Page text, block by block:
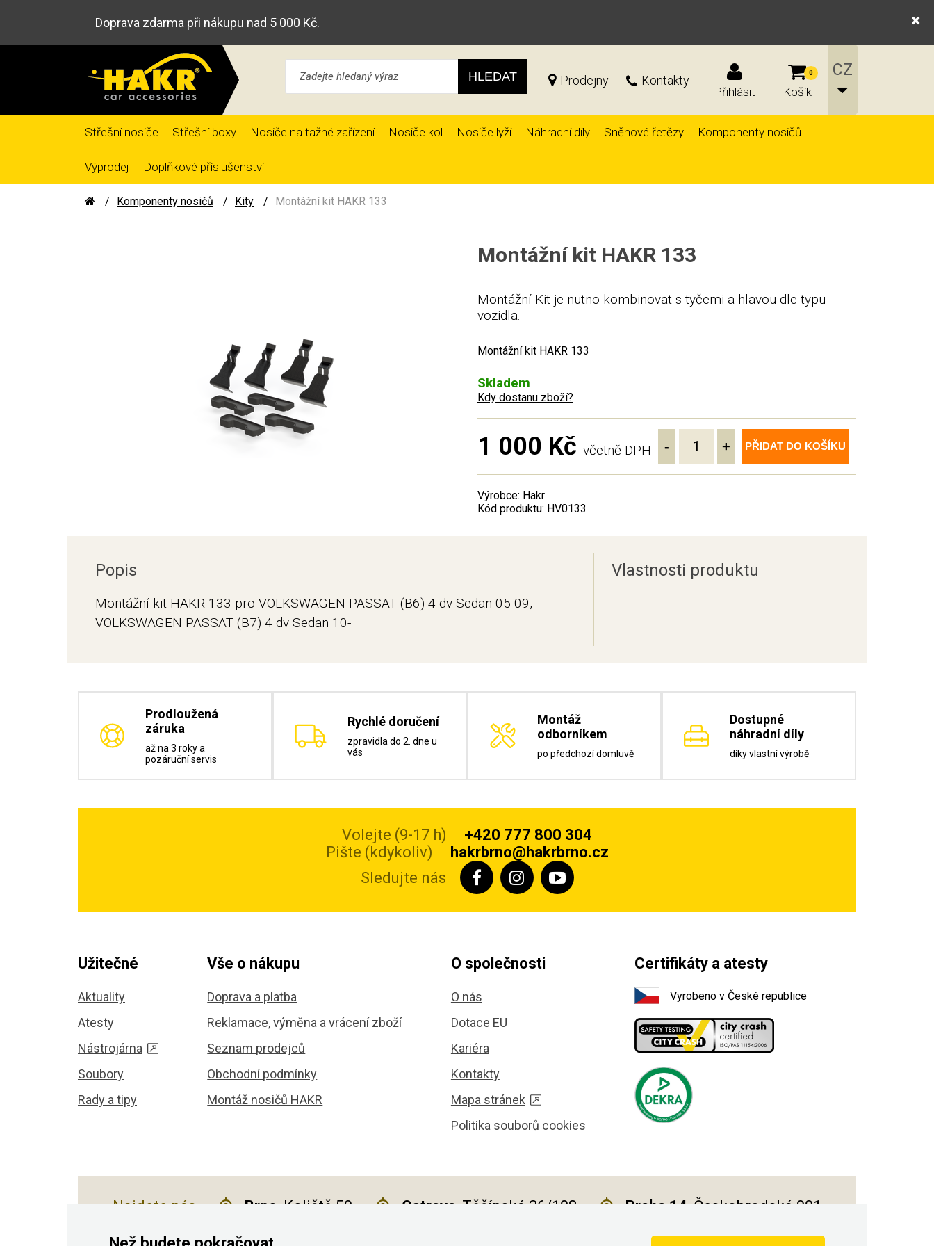
Doprava zdarma při nákupu nad 5 000 Kč.
HLEDAT Prodejny Kontakty
Přihlásit
0
Košík
Střešní nosiče Střešní boxy Nosiče na tažné zařízení Nosiče kol Nosiče lyží Náhradní díly Sněhové řetězy Komponenty nosičů
Výprodej Doplňkové příslušenství
Komponenty nosičů Kity Montážní kit HAKR 133
Montážní kit HAKR 133
Montážní Kit je nutno kombinovat s tyčemi a hlavou dle typu
vozidla.
Montážní kit HAKR 133
Skladem
Kdy dostanu zboží?
1 000 Kč včetně DPH - + PŘIDAT DO KOŠÍKU
Výrobce: Hakr
Kód produktu: HV0133
Popis
Montážní kit HAKR 133 pro VOLKSWAGEN PASSAT (B6) 4 dv Sedan 05-09,
VOLKSWAGEN PASSAT (B7) 4 dv Sedan 10-
Vlastnosti produktu
Prodloužená
záruka
až na 3 roky a
pozáruční servis
Rychlé doručení
zpravidla do 2. dne u
vás
Montáž
odborníkem
po předchozí domluvě
Dostupné
náhradní díly
díky vlastní výrobě
Volejte (9-17 h)
+420 777 800 304
Pište (kdykoliv)
hakrbrno@hakrbrno.cz
Sledujte nás
Užitečné
Aktuality
Atesty
Nástrojárna
Soubory
Rady a tipy
Vše o nákupu
Doprava a platba
Reklamace, výměna a vrácení zboží
Seznam prodejců
Obchodní podmínky
Montáž nosičů HAKR
O společnosti
O nás
Dotace EU
Kariéra
Kontakty
Mapa stránek
Politika souborů cookies
Certifikáty a atesty
Vyrobeno v České republice
Najdete nás Brno, Koliště 59 Ostrava, Těšínská 36/108 Praha 14, Českobrodská 901